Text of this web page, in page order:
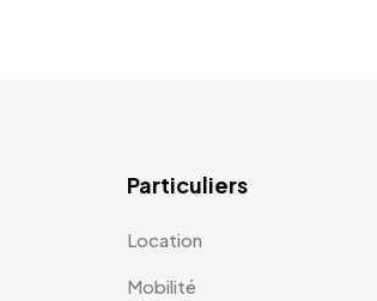
Particuliers
Location
Mobilité